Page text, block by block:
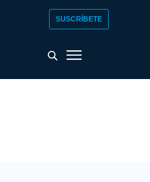
SUSCRÍBETE